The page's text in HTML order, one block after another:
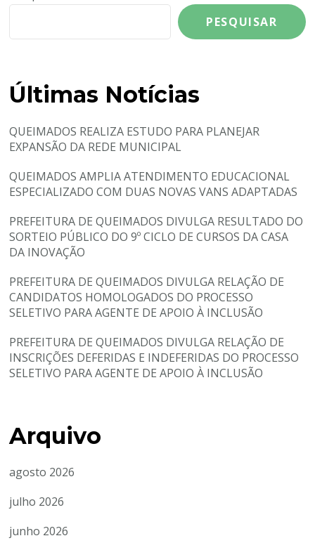
PESQUISAR
Últimas Notícias
QUEIMADOS REALIZA ESTUDO PARA PLANEJAR
EXPANSÃO DA REDE MUNICIPAL
QUEIMADOS AMPLIA ATENDIMENTO EDUCACIONAL
ESPECIALIZADO COM DUAS NOVAS VANS ADAPTADAS
PREFEITURA DE QUEIMADOS DIVULGA RESULTADO DO
SORTEIO PÚBLICO DO 9º CICLO DE CURSOS DA CASA
DA INOVAÇÃO
PREFEITURA DE QUEIMADOS DIVULGA RELAÇÃO DE
CANDIDATOS HOMOLOGADOS DO PROCESSO
SELETIVO PARA AGENTE DE APOIO À INCLUSÃO
PREFEITURA DE QUEIMADOS DIVULGA RELAÇÃO DE
INSCRIÇÕES DEFERIDAS E INDEFERIDAS DO PROCESSO
SELETIVO PARA AGENTE DE APOIO À INCLUSÃO
Arquivo
agosto 2026
julho 2026
junho 2026